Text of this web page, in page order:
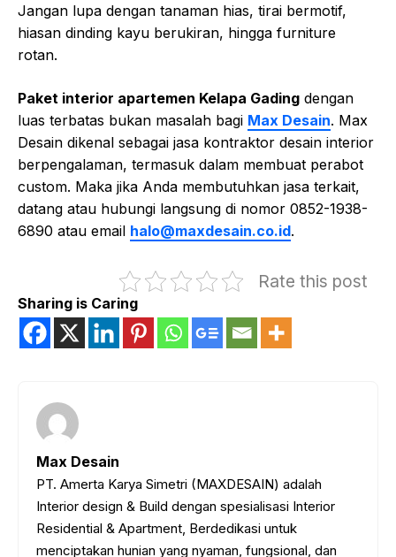
Jangan lupa dengan tanaman hias, tirai bermotif,
hiasan dinding kayu berukiran, hingga furniture
rotan.
Paket interior apartemen Kelapa Gading dengan
luas terbatas bukan masalah bagi Max Desain. Max
Desain dikenal sebagai jasa kontraktor desain interior
berpengalaman, termasuk dalam membuat perabot
custom. Maka jika Anda membutuhkan jasa terkait,
datang atau hubungi langsung di nomor 0852-1938-
6890 atau email halo@maxdesain.co.id.
Rate this post
Sharing is Caring
Max Desain
PT. Amerta Karya Simetri (MAXDESAIN) adalah
Interior design & Build dengan spesialisasi Interior
Residential & Apartment, Berdedikasi untuk
menciptakan hunian yang nyaman, fungsional, dan